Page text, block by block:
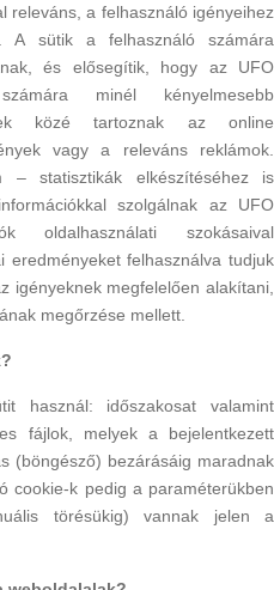
releváns, a felhasználó igényeihez
A sütik a felhasználó számára
és elősegítik, hogy az UFO
minél kényelmesebb
közé tartoznak az online
vagy a releváns reklámok.
– statisztikák elkészítéséhez is
szolgálnak az UFO
oldalhasználati szokásaival
eredményeket felhasználva tudjuk
igényeknek megfelelően alakítani,
megőrzése mellett.
használ: időszakosat valamint
fájlok, melyek a bejelentkezett
(böngésző) bezárásáig maradnak
cookie-k pedig a paraméterükben
törésükig) vannak jelen a